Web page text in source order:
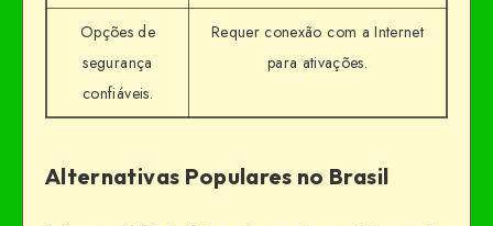
Opções de
segurança
confiáveis.
Requer conexão com a Internet
para ativações.
Alternativas Populares no Brasil